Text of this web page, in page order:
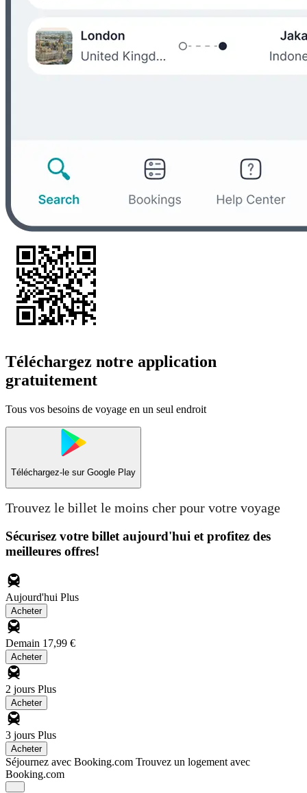
Téléchargez notre application
gratuitement
Tous vos besoins de voyage en un seul endroit
Téléchargez-le sur Google Play
Trouvez le billet le moins cher pour votre voyage
Sécurisez votre billet aujourd'hui et profitez des
meilleures offres!
Aujourd'hui Plus
Acheter
Demain 17,99 €
Acheter
2 jours Plus
Acheter
3 jours Plus
Acheter
Séjournez avec Booking.com Trouvez un logement avec
Booking.com